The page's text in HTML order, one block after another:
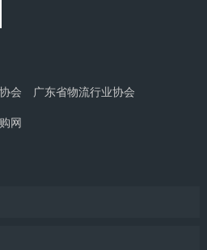
会 广东省物流行业协会
网